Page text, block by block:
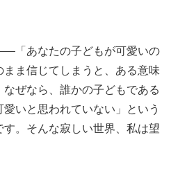
「あなたの子どもが可愛いの
ま信じてしまうと、ある意味
ぜなら、誰かの子どもである
いと思われていない」という
。そんな寂しい世界、私は望